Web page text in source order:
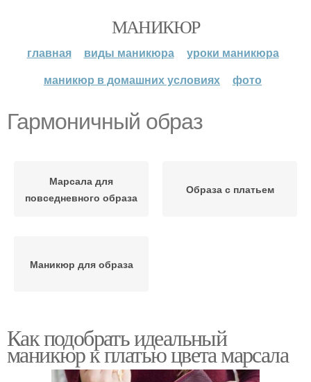
МАНИКЮР
главная виды маникюра
уроки маникюра
маникюр в домашних условиях
фото
Гармоничный образ
Марсала для
повседневного образа
Образа с платьем
Маникюр для образа
Как подобрать идеальный
маникюр к платью цвета марсала